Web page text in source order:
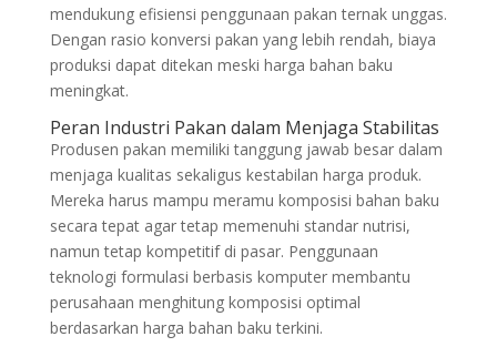
mendukung efisiensi penggunaan pakan ternak unggas.
Dengan rasio konversi pakan yang lebih rendah, biaya
produksi dapat ditekan meski harga bahan baku
meningkat.
Peran Industri Pakan dalam Menjaga Stabilitas
Produsen pakan memiliki tanggung jawab besar dalam
menjaga kualitas sekaligus kestabilan harga produk.
Mereka harus mampu meramu komposisi bahan baku
secara tepat agar tetap memenuhi standar nutrisi,
namun tetap kompetitif di pasar. Penggunaan
teknologi formulasi berbasis komputer membantu
perusahaan menghitung komposisi optimal
berdasarkan harga bahan baku terkini.